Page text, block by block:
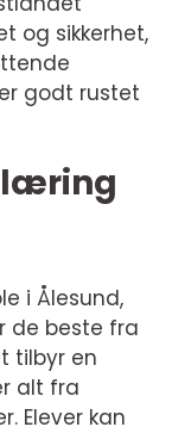
og sikkerhet,
godt rustet
i Ålesund,
de beste fra
tilbyr en
alt fra
Elever kan